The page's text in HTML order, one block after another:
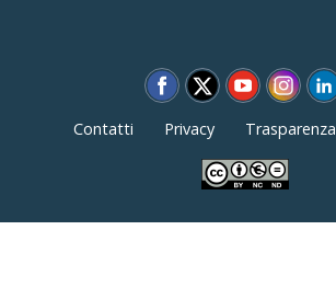
Contatti Privacy Trasparenza